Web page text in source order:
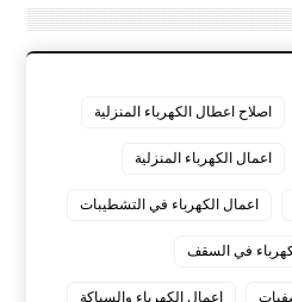
اصلاح اعطال الكهرباء المنزلية
اعمال الكهرباء المنزلية
اعمال الكهرباء في التشطيبات
في السقف
اعمال الكهرباء والسباكة